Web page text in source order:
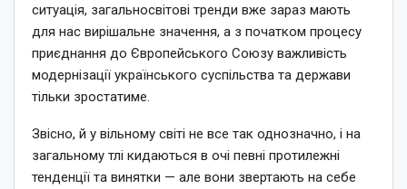
ситуація, загальносвітові тренди вже зараз мають
для нас вирішальне значення, а з початком процесу
приєднання до Європейського Союзу важливість
модернізації українського суспільства та держави
тільки зростатиме.
Звісно, й у вільному світі не все так однозначно, і на
загальному тлі кидаються в очі певні протилежні
тенденції та винятки — але вони звертають на себе